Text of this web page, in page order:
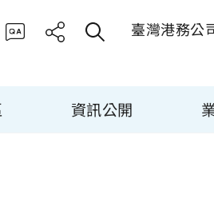
臺灣港務公
資訊公開